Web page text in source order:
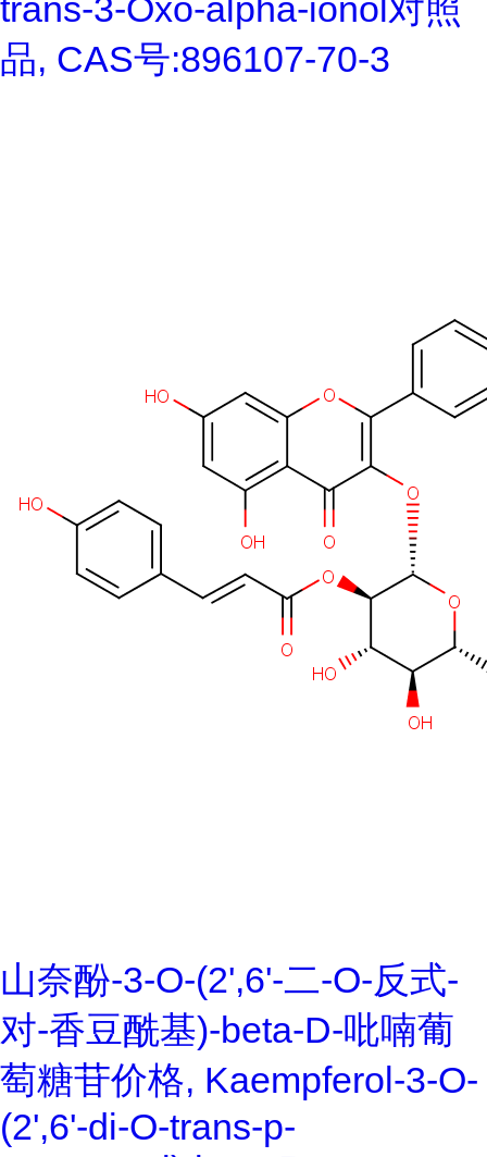
trans-3-Oxo-alpha-ionol对照
品, CAS号:896107-70-3
山奈酚-3-O-(2',6'-二-O-反式-
对-香豆酰基)-beta-D-吡喃葡
萄糖苷价格, Kaempferol-3-O-
(2',6'-di-O-trans-p-